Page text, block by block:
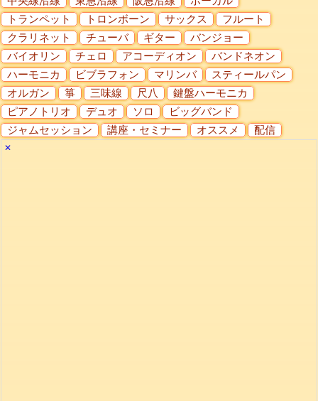
トランペット
トロンボーン サックス
フルート
クラリネット
チューバ ギター
バンジョー
バイオリン
チェロ アコーディオン
バンドネオン
ハーモニカ
ビブラフォン マリンバ
スティールパン
オルガン
箏 三味線 尺八
鍵盤ハーモニカ
ピアノトリオ
デュオ ソロ
ビッグバンド
ジャムセッション
講座・セミナー オススメ 配信
✕